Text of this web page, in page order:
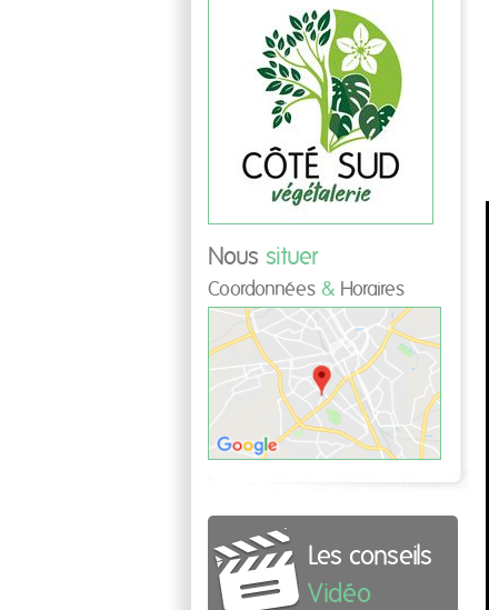
Nous situer
Coordonnées & Horaires
Les conseils
Vidéo